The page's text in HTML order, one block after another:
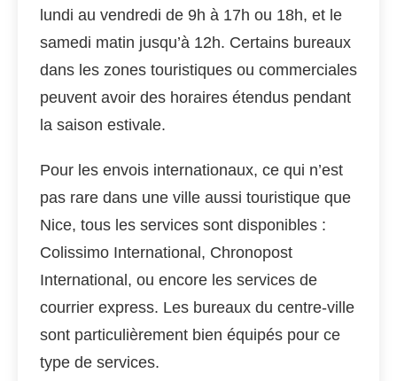
lundi au vendredi de 9h à 17h ou 18h, et le
samedi matin jusqu’à 12h. Certains bureaux
dans les zones touristiques ou commerciales
peuvent avoir des horaires étendus pendant
la saison estivale.
Pour les envois internationaux, ce qui n’est
pas rare dans une ville aussi touristique que
Nice, tous les services sont disponibles :
Colissimo International, Chronopost
International, ou encore les services de
courrier express. Les bureaux du centre-ville
sont particulièrement bien équipés pour ce
type de services.